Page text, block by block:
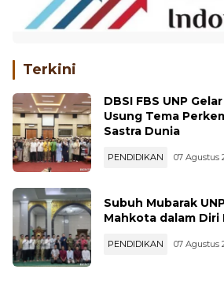
Terkini
DBSI FBS UNP
Usung Tema
Sastra Dunia
PENDIDIKAN 07 Agustus
Subuh Mubarak
Mahkota dalam Diri
PENDIDIKAN 07 Agustus